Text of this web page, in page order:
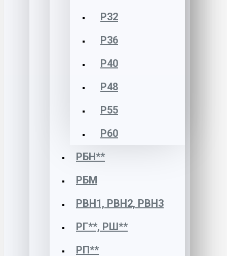
Р32
Р36
Р40
Р48
Р55
Р60
РБН**
РБМ
РВН1, РВН2, РВН3
РГ**, РШ**
РП**